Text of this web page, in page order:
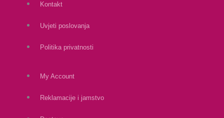
Kontakt
Uvjeti poslovanja
Politika privatnosti
My Account
Reklamacije i jamstvo